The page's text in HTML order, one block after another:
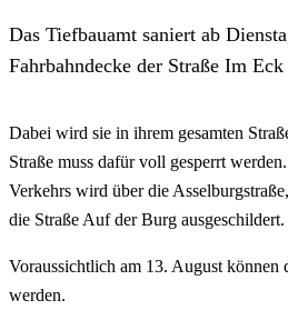
Das Tiefbauamt saniert ab
Fahrbahndecke der Straße Im
Dabei wird sie in ihrem gesamten
Straße muss dafür voll gesperrt
Verkehrs wird über die
die Straße Auf der Burg ausgeschildert.
Voraussichtlich am 13. August können
werden.